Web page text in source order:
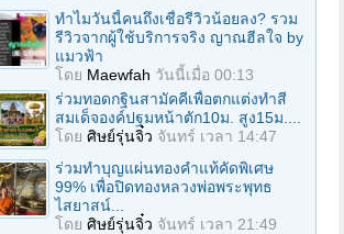
ทำไมวันนี้คนถึงเชื่อรีวิวน้อยลง? รวม
รีวิวจากผู้ใช้บริการจริง ญาณฮีลใจ by
แมวฟ้า
โดย Maewfah วันนี้เมื่อ 00:13
ร่วมทอดกฐินสามัคคีเพื่อตกแต่งทำสี
สมเด็จองค์ปฐมหน้าตัก10ม. สูง15ม....
โดย ศิษย์รุ่นจิ๋ว จันทร์ เวลา 14:47
ร่วมทําบุญแผ่นทองคำแท้คัดพิเศษ
99% เพื่อปิดทองหลวงพ่อพระพุทธ
ไสยาสน์...
โดย ศิษย์รุ่นจิ๋ว จันทร์ เวลา 21:49